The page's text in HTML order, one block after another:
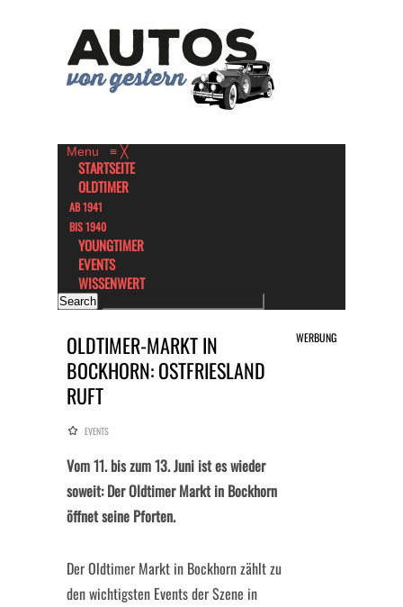
Menu ≡ ╳
STARTSEITE
OLDTIMER
AB 1941
BIS 1940
YOUNGTIMER
EVENTS
WISSENWERT
OLDTIMER-MARKT IN
BOCKHORN: OSTFRIESLAND
RUFT
WERBUNG
EVENTS
Vom 11. bis zum 13. Juni ist es wieder
soweit: Der Oldtimer Markt in Bockhorn
öffnet seine Pforten.
Der Oldtimer Markt in Bockhorn zählt zu
den wichtigsten Events der Szene in